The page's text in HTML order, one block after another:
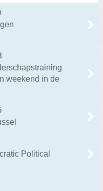
weekend in de
Political